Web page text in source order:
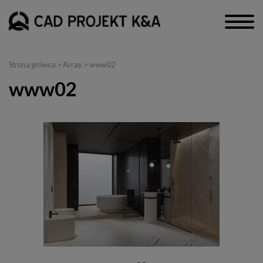
Strona główna > Array > www02
www02